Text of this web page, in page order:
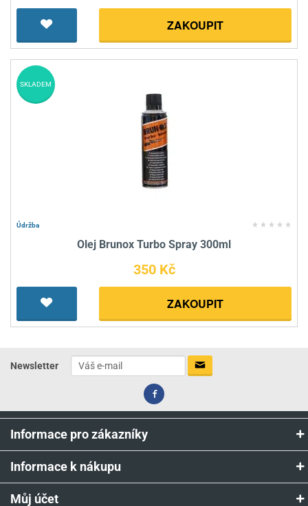
ZAKOUPIT
Údržba
Olej Brunox Turbo Spray 300ml
350 Kč
ZAKOUPIT
SKLADEM
Newsletter
Informace pro zákazníky
Informace k nákupu
Můj účet